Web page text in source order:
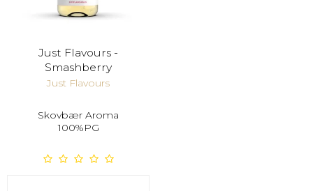
Just Flavours -
Smashberry
Just Flavours
Skovbær Aroma
100%PG